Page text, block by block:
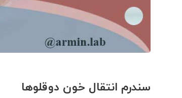
سندرم انتقال خون دوقلوها